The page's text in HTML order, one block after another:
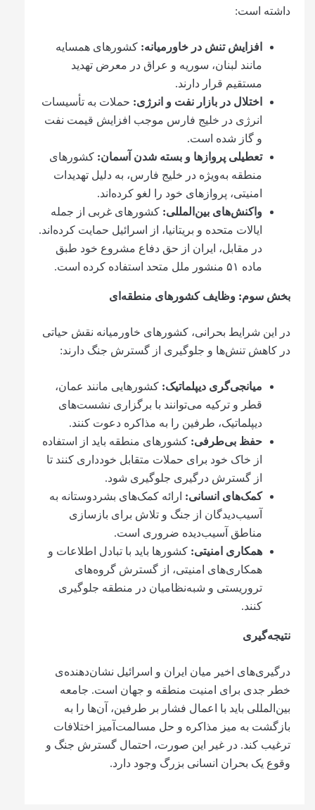
داشته است:
افزایش تنش در خاورمیانه:کشورهای همسایه
مانند لبنان، سوریه و عراق در معرض تهدید
مستقیم قرار دارند.
اختلال در بازار نفت و انرژی:حملات به تأسیسات
انرژی در خلیج فارس موجب افزایش قیمت نفت
و گاز شده است.
تعطیلی پروازها و بسته شدن آسمان:کشورهای
منطقه به‌ویژه در خلیج فارس، به دلیل تهدیدات
امنیتی، پروازهای خود را لغو کرده‌اند.
واکنش‌های بین‌المللی :کشورهای غربی از جمله
ایالات متحده و بریتانیا، از اسرائیل حمایت کرده‌اند.
در مقابل، ایران از حق دفاع مشروع خود طبق
ماده ۵۱ منشور ملل متحد استفاده کرده است.
بخش سوم: وظایف کشورهای منطقه‌ای
در این شرایط بحرانی، کشورهای خاورمیانه نقش حیاتی
در کاهش تنش‌ها و جلوگیری از گسترش جنگ دارند:
میانجی‌گری دیپلماتیک:کشورهایی مانند عمان،
قطر و ترکیه می‌توانند با برگزاری نشست‌های
دیپلماتیک، طرفین را به مذاکره دعوت کنند.
حفظ بی‌طرفی :کشورهای منطقه باید از استفاده
از خاک خود برای حملات متقابل خودداری کنند تا
از گسترش درگیری جلوگیری شود.
کمک‌های انسانی :ارائه کمک‌های بشردوستانه به
آسیب‌دیدگان از جنگ و تلاش برای بازسازی
مناطق آسیب‌دیده ضروری است.
همکاری امنیتی :کشورها باید با تبادل اطلاعات و
همکاری‌های امنیتی، از گسترش گروه‌های
تروریستی و شبه‌نظامیان در منطقه جلوگیری
کنند.
نتیجه‌گیری
درگیری‌های اخیر میان ایران و اسرائیل نشان‌دهنده‌ی
خطر جدی برای امنیت منطقه و جهان است. جامعه
بین‌المللی باید با اعمال فشار بر طرفین، آن‌ها را به
بازگشت به میز مذاکره و حل مسالمت‌آمیز اختلافات
ترغیب کند. در غیر این صورت، احتمال گسترش جنگ و
وقوع یک بحران انسانی بزرگ وجود دارد.